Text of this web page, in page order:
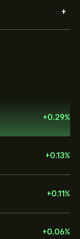
+
+0.29%
+0.13%
+0.11%
+0.06%